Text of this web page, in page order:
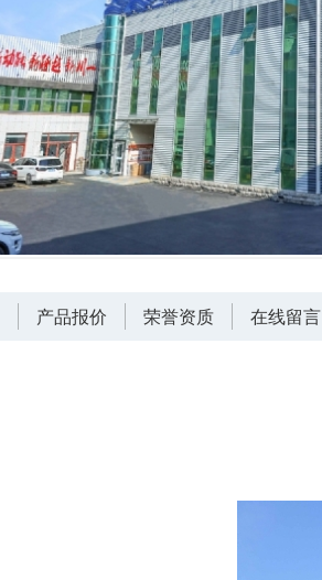
产品报价 荣誉资质 在线留言